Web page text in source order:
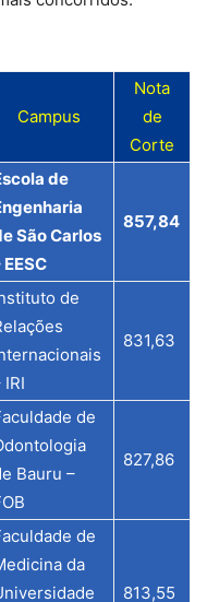
Campus
Nota
de
Corte
de
São Carlos
EESC
857,84
de
IRI
831,63
de
Bauru –
827,86
de
da
813,55